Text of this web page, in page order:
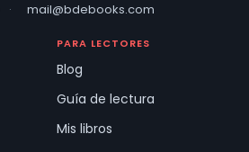
· mail@bdebooks.com
PARA LECTORES
Blog
Guía de lectura
Mis libros